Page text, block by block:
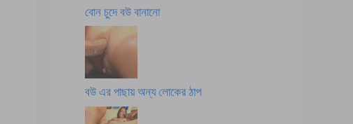
বোন চুদে বউ বানানো
বউ এর পাছায় অন্য লোকের ঠাপ